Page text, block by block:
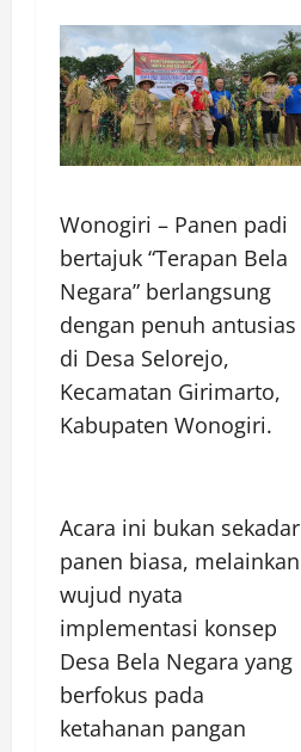
Wonogiri – Panen padi
bertajuk “Terapan Bela
Negara” berlangsung
dengan penuh antusias
di Desa Selorejo,
Kecamatan Girimarto,
Kabupaten Wonogiri.
Acara ini bukan sekadar
panen biasa, melainkan
wujud nyata
implementasi konsep
Desa Bela Negara yang
berfokus pada
ketahanan pangan